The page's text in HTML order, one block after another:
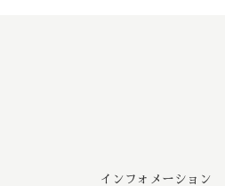
インフォメーション